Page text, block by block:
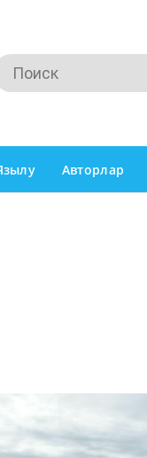
Авторлар